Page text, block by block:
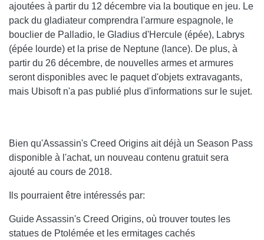
ajoutées à partir du 12 décembre via la boutique en jeu. Le
pack du gladiateur comprendra l'armure espagnole, le
bouclier de Palladio, le Gladius d'Hercule (épée), Labrys
(épée lourde) et la prise de Neptune (lance). De plus, à
partir du 26 décembre, de nouvelles armes et armures
seront disponibles avec le paquet d'objets extravagants,
mais Ubisoft n'a pas publié plus d'informations sur le sujet.
Bien qu'Assassin's Creed Origins ait déjà un Season Pass
disponible à l'achat, un nouveau contenu gratuit sera
ajouté au cours de 2018.
Ils pourraient être intéressés par:
Guide Assassin's Creed Origins, où trouver toutes les
statues de Ptolémée et les ermitages cachés